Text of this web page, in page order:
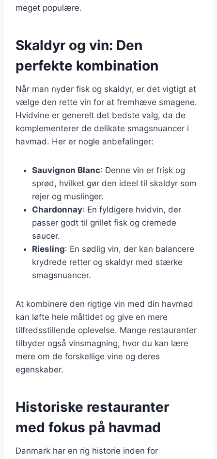
meget populære.
Skaldyr og vin: Den
perfekte kombination
Når man nyder fisk og skaldyr, er det vigtigt at
vælge den rette vin for at fremhæve smagene.
Hvidvine er generelt det bedste valg, da de
komplementerer de delikate smagsnuancer i
havmad. Her er nogle anbefalinger:
Sauvignon Blanc: Denne vin er frisk og
sprød, hvilket gør den ideel til skaldyr som
rejer og muslinger.
Chardonnay: En fyldigere hvidvin, der
passer godt til grillet fisk og cremede
saucer.
Riesling: En sødlig vin, der kan balancere
krydrede retter og skaldyr med stærke
smagsnuancer.
At kombinere den rigtige vin med din havmad
kan løfte hele måltidet og give en mere
tilfredsstillende oplevelse. Mange restauranter
tilbyder også vinsmagning, hvor du kan lære
mere om de forskellige vine og deres
egenskaber.
Historiske restauranter
med fokus på havmad
Danmark har en rig historie inden for